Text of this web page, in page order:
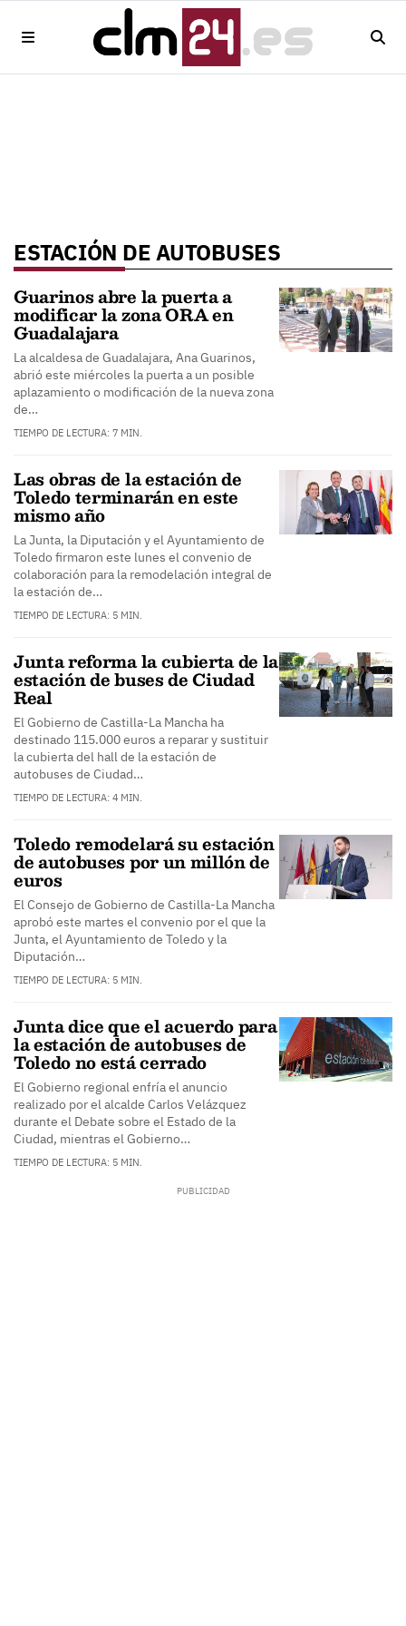
ESTACIÓN DE AUTOBUSES
Guarinos abre la puerta a
modificar la zona ORA en
Guadalajara
La alcaldesa de Guadalajara, Ana Guarinos,
abrió este miércoles la puerta a un posible
aplazamiento o modificación de la nueva zona
de…
TIEMPO DE LECTURA: 7 MIN.
Las obras de la estación de
Toledo terminarán en este
mismo año
La Junta, la Diputación y el Ayuntamiento de
Toledo firmaron este lunes el convenio de
colaboración para la remodelación integral de
la estación de…
TIEMPO DE LECTURA: 5 MIN.
Junta reforma la cubierta de la
estación de buses de Ciudad
Real
El Gobierno de Castilla-La Mancha ha
destinado 115.000 euros a reparar y sustituir
la cubierta del hall de la estación de
autobuses de Ciudad…
TIEMPO DE LECTURA: 4 MIN.
Toledo remodelará su estación
de autobuses por un millón de
euros
El Consejo de Gobierno de Castilla-La Mancha
aprobó este martes el convenio por el que la
Junta, el Ayuntamiento de Toledo y la
Diputación…
TIEMPO DE LECTURA: 5 MIN.
Junta dice que el acuerdo para
la estación de autobuses de
Toledo no está cerrado
El Gobierno regional enfría el anuncio
realizado por el alcalde Carlos Velázquez
durante el Debate sobre el Estado de la
Ciudad, mientras el Gobierno…
TIEMPO DE LECTURA: 5 MIN.